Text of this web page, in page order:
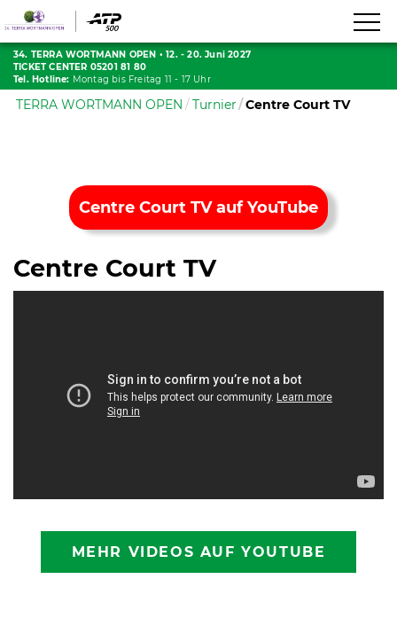
34. TERRA WORTMANN OPEN • 12. - 20. Juni 2027
TICKET CENTER 05201 81 80
Tel. Hotline: Montag bis Freitag 11 - 17 Uhr
TERRA WORTMANN OPEN Turnier Centre Court TV
Centre Court TV auf YouTube
Centre Court TV
MEHR VIDEOS AUF YOUTUBE